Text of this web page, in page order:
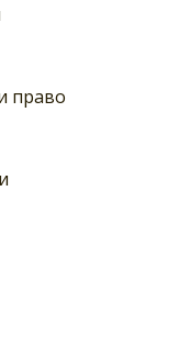
право